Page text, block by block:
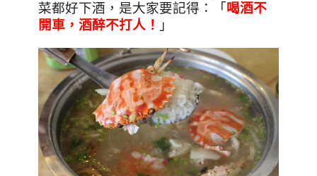
菜都好下酒， 是大家要記得： 「 喝酒不
開車，酒醉不打人！ 」